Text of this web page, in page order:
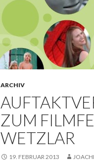
ARCHIV
ZUM
WETZLAR
19. FEBRUAR 2013